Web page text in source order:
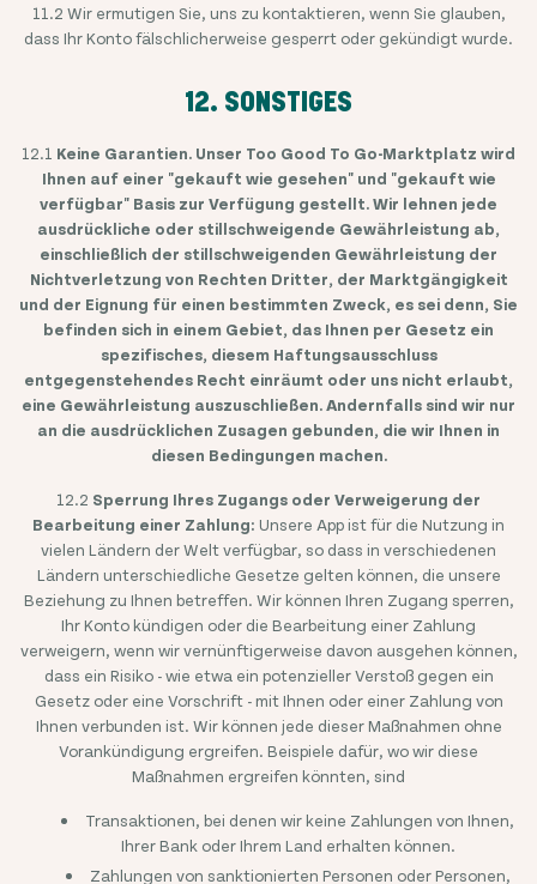
11.2 Wir ermutigen Sie, uns zu kontaktieren, wenn Sie glauben,
dass Ihr Konto fälschlicherweise gesperrt oder gekündigt wurde.
12. SONSTIGES
12.1 Keine Garantien. Unser Too Good To Go-Marktplatz wird
Ihnen auf einer "gekauft wie gesehen" und "gekauft wie
verfügbar" Basis zur Verfügung gestellt. Wir lehnen jede
ausdrückliche oder stillschweigende Gewährleistung ab,
einschließlich der stillschweigenden Gewährleistung der
Nichtverletzung von Rechten Dritter, der Marktgängigkeit
und der Eignung für einen bestimmten Zweck, es sei denn, Sie
befinden sich in einem Gebiet, das Ihnen per Gesetz ein
spezifisches, diesem Haftungsausschluss
entgegenstehendes Recht einräumt oder uns nicht erlaubt,
eine Gewährleistung auszuschließen. Andernfalls sind wir nur
an die ausdrücklichen Zusagen gebunden, die wir Ihnen in
diesen Bedingungen machen.
12.2 Sperrung Ihres Zugangs oder Verweigerung der
Bearbeitung einer Zahlung: Unsere App ist für die Nutzung in
vielen Ländern der Welt verfügbar, so dass in verschiedenen
Ländern unterschiedliche Gesetze gelten können, die unsere
Beziehung zu Ihnen betreffen. Wir können Ihren Zugang sperren,
Ihr Konto kündigen oder die Bearbeitung einer Zahlung
verweigern, wenn wir vernünftigerweise davon ausgehen können,
dass ein Risiko - wie etwa ein potenzieller Verstoß gegen ein
Gesetz oder eine Vorschrift - mit Ihnen oder einer Zahlung von
Ihnen verbunden ist. Wir können jede dieser Maßnahmen ohne
Vorankündigung ergreifen. Beispiele dafür, wo wir diese
Maßnahmen ergreifen könnten, sind
Transaktionen, bei denen wir keine Zahlungen von Ihnen,
Ihrer Bank oder Ihrem Land erhalten können.
Zahlungen von sanktionierten Personen oder Personen,
Rechtliches
Privacy Policy
Cookie Policy
Terms & Conditions
Impressum
DSA Disclosure
Food Waste Sources
Status